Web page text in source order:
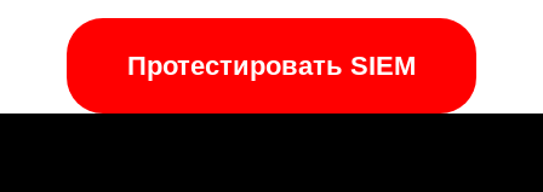
Протестировать SIEM